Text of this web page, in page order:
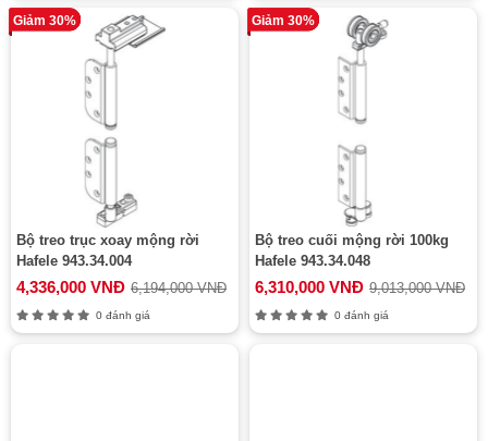
Giảm 30%
Bộ treo trục xoay mộng rời
Hafele 943.34.004
4,336,000 VNĐ 6,194,000 VNĐ
0 đánh giá
Giảm 30%
Bộ treo cuối mộng rời 100kg
Hafele 943.34.048
6,310,000 VNĐ 9,013,000 VNĐ
0 đánh giá